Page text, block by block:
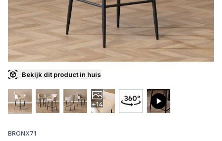
Bekijk dit product in huis
+14
BRONX71